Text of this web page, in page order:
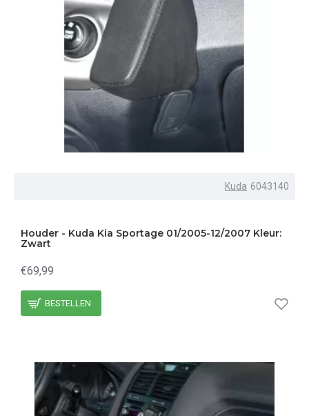
Kuda 6043140
Houder - Kuda Kia Sportage 01/2005-12/2007 Kleur:
Zwart
€69,99
BESTELLEN